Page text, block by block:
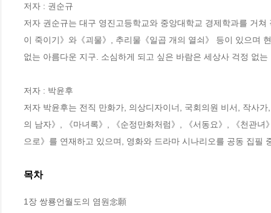
저자 : 권순규
저자 권순규는 대구 영진고등학교와 중앙대학교 경제학과를 거
이 죽이기》와《괴물》, 추리물《일곱 개의 열쇠》 등이 있으며
없는 아름다운 지구. 소심하게 되고 싶은 바람은 세상사 걱정 없는
저자 : 박윤후
저자 박윤후는 전직 만화가, 의상디자이너, 국회의원 비서, 작사
의 남자》, 《마녀록》, 《순정만화처럼》, 《서동요》, 《천관
으로》를 연재하고 있으며, 영화와 드라마 시나리오를 공동 집필
목차
1장 쌍룡언월도의 염원念願